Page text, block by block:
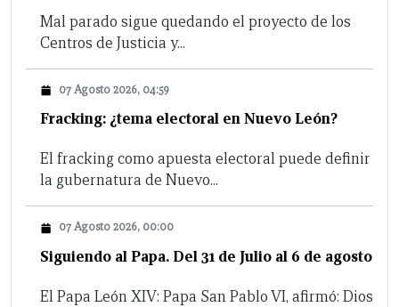
Mal parado sigue quedando el proyecto de los
Centros de Justicia y...
07 Agosto 2026, 04:59
Fracking: ¿tema electoral en Nuevo León?
El fracking como apuesta electoral puede definir
la gubernatura de Nuevo...
07 Agosto 2026, 00:00
Siguiendo al Papa. Del 31 de Julio al 6 de agosto
El Papa León XIV: Papa San Pablo VI, afirmó: Dios